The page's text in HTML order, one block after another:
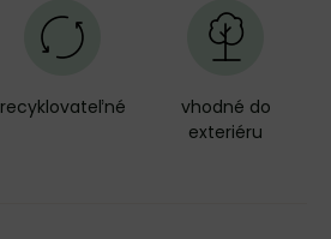
recyklovateľné
vhodné do
exteriéru